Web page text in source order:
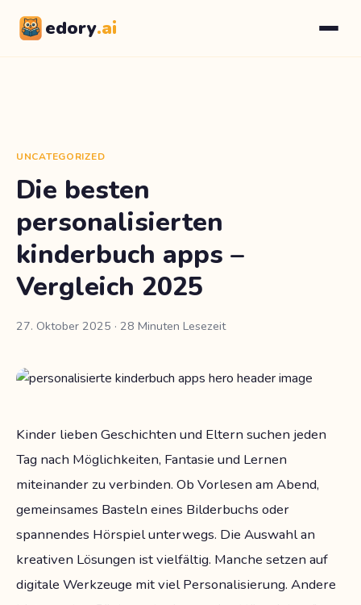
edory.ai
UNCATEGORIZED
Die besten
personalisierten
kinderbuch apps –
Vergleich 2025
27. Oktober 2025 · 28 Minuten Lesezeit
Kinder lieben Geschichten und Eltern suchen jeden
Tag nach Möglichkeiten, Fantasie und Lernen
miteinander zu verbinden. Ob Vorlesen am Abend,
gemeinsames Basteln eines Bilderbuchs oder
spannendes Hörspiel unterwegs. Die Auswahl an
kreativen Lösungen ist vielfältig. Manche setzen auf
digitale Werkzeuge mit viel Personalisierung. Andere